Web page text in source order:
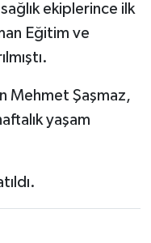
ekiplerince ilk
Eğitim ve
Mehmet Şaşmaz,
yaşam